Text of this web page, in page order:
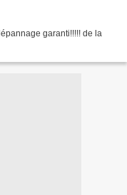
garanti!!!!! de la